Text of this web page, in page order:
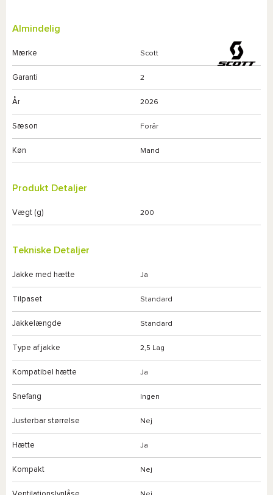
Almindelig
Mærke Scott
Garanti 2
År 2026
Sæson Forår
Køn Mand
Produkt Detaljer
Vægt (g) 200
Tekniske Detaljer
Jakke med hætte Ja
Tilpaset Standard
Jakkelængde Standard
Type af jakke 2,5 Lag
Kompatibel hætte Ja
Snefang Ingen
Justerbar størrelse Nej
Hætte Ja
Kompakt Nej